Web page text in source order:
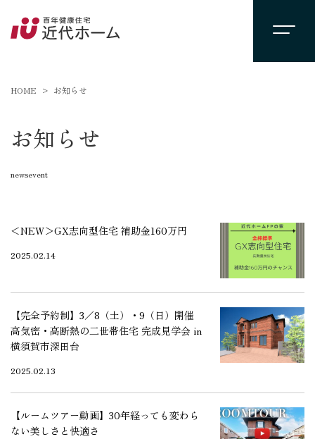
HOME お知らせ
お知らせ
newsevent
＜NEW＞GX志向型住宅 補助金160万円
2025.02.14
【完全予約制】3／8（土）・9（日）開催
高気密・高断熱の二世帯住宅 完成見学会 in
横須賀市深田台
2025.02.13
【ルームツアー動画】30年経っても変わら
ない美しさと快適さ